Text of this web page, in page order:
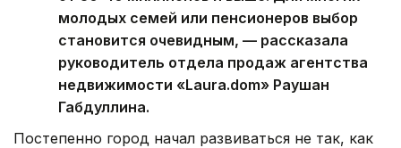
молодых семей или пенсионеров выбор
становится очевидным, — рассказала
руководитель отдела продаж агентства
недвижимости «Laura.dom» Раушан
Габдуллина.
Постепенно город начал развиваться не так, как